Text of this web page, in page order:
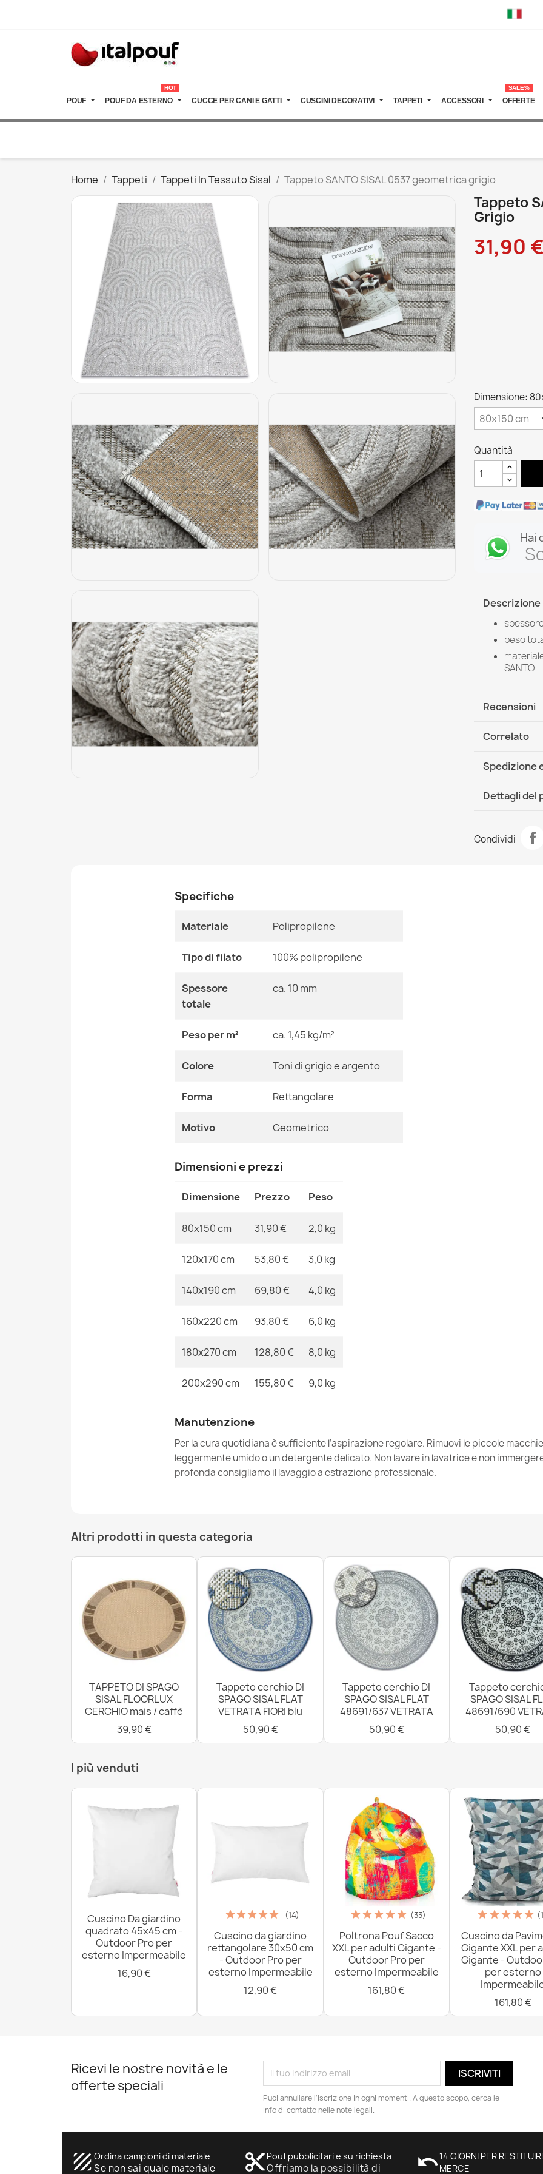
POUF POUF DA ESTERNO
HOT
CUCCE PER CANI E GATTI CUSCINI DECORATIVI TAPPETI ACCESSORI OFFERTE
SALE%
Home Tappeti Tappeti In Tessuto Sisal Tappeto SANTO SISAL 0537 geometrica grigio
Tappeto
Grigio
31,90 €
Dimensione:
Quantità
Hai
Descrizione
peso
SANTO
Recensioni
Correlato
Tappeto
31,90 €
Spedizione
DHL / GLS
Dettagli del
Condividi
Specifiche
Materiale Polipropilene
Tipo di filato 100% polipropilene
Spessore
totale
ca. 10 mm
Peso per m² ca. 1,45 kg/m²
Colore Toni di grigio e argento
Forma Rettangolare
Motivo Geometrico
Dimensioni e prezzi
Dimensione Prezzo Peso
80x150 cm 31,90 € 2,0 kg
120x170 cm 53,80 € 3,0 kg
140x190 cm 69,80 € 4,0 kg
160x220 cm 93,80 € 6,0 kg
180x270 cm 128,80 € 8,0 kg
200x290 cm 155,80 € 9,0 kg
Manutenzione
Per la cura quotidiana è sufficiente l’aspirazione regolare. Rimuovi le piccole
leggermente umido o un detergente delicato. Non lavare in lavatrice e non
profonda consigliamo il lavaggio a estrazione professionale.
Altri prodotti in questa categoria
TAPPETO DI SPAGO
SISAL FLOORLUX
CERCHIO mais / caffè
39,90 €
Tappeto cerchio DI
SPAGO SISAL FLAT
VETRATA FIORI blu
50,90 €
Tappeto cerchio DI
SPAGO SISAL FLAT
48691/637 VETRATA
50,90 €
Tappeto
SPAGO SISAL
48691/690
50,90 €
I più venduti
Cuscino Da giardino
quadrato 45x45 cm -
Outdoor Pro per
esterno Impermeabile
16,90 €
(14)
Cuscino da giardino
rettangolare 30x50 cm
- Outdoor Pro per
esterno Impermeabile
12,90 €
(33)
Poltrona Pouf Sacco
XXL per adulti Gigante -
Outdoor Pro per
esterno Impermeabile
161,80 €
Cuscino da
Gigante XXL per
Gigante -
per esterno
161,80 €
Ricevi le nostre novità e le
offerte speciali
Puoi annullare l'iscrizione in ogni momenti. A questo scopo, cerca le
info di contatto nelle note legali.
texture Ordina campioni di materiale
Se non sai quale materiale
content_cut Pouf pubblicitari e su richiesta
Offriamo la possibilità di
undo14 GIORNI PER
MERCE